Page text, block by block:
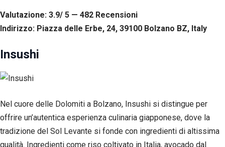
Valutazione: 3.9/ 5 — 482 Recensioni
Indirizzo: Piazza delle Erbe, 24, 39100 Bolzano BZ, Italy
Insushi
Nel cuore delle Dolomiti a Bolzano, Insushi si distingue per
offrire un’autentica esperienza culinaria giapponese, dove la
tradizione del Sol Levante si fonde con ingredienti di altissima
qualità. Ingredienti come riso coltivato in Italia, avocado dal